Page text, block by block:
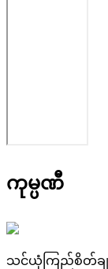
ကုမ္ပဏီ
သင်ယုံကြည်စိတ်ခ